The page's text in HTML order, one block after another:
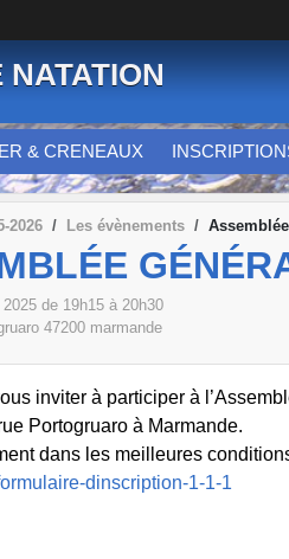
& CRENEAUX
2026 Les évènements
2025 de 19h15 à 20h30
47200 marmande
inviter à participer à
Portogruaro à Marmande.
dans les meilleures
dinscription-1-1-1